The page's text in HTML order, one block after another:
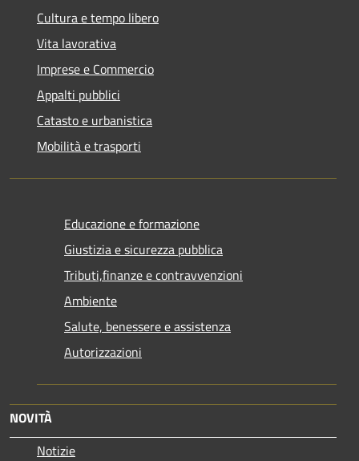
Cultura e tempo libero
Vita lavorativa
Imprese e Commercio
Appalti pubblici
Catasto e urbanistica
Mobilità e trasporti
Educazione e formazione
Giustizia e sicurezza pubblica
Tributi,finanze e contravvenzioni
Ambiente
Salute, benessere e assistenza
Autorizzazioni
NOVITÀ
Notizie